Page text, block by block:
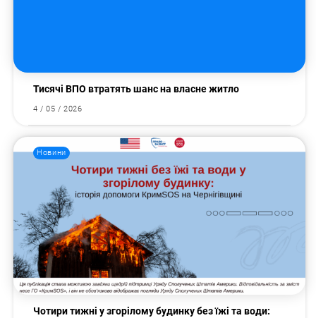
Тисячі ВПО втратять шанс на власне житло
4 / 05 / 2026
Новини
Чотири тижні у згорілому будинку без їжі та води: